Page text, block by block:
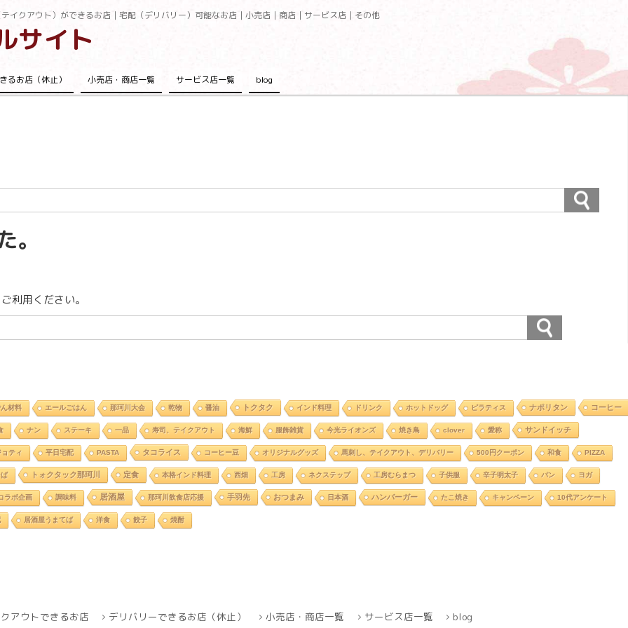
イクアウト）ができるお店｜宅配（デリバリー）可能なお店｜小売店｜商店｜サービス店｜その他
サイト
るお店（休止） 小売店・商店一覧 サービス店一覧 blog
。
利用ください。
材料 エールごはん 那珂川大会 乾物 醤油 トクタク インド料理 ドリンク ホットドッグ ピラティス ナポリタン コーヒー
ナン ステーキ 一品 寿司、テイクアウト 海鮮 服飾雑貨 今光ライオンズ 焼き鳥 clover 愛称 サンドイッチ
ョティ 平日宅配 PASTA タコライス コーヒー豆 オリジナルグッズ 馬刺し、テイクアウト、デリバリー 500円クーポン 和食 PIZZA
トォクタック那珂川 定食 本格インド料理 西畑 工房 ネクステップ 工房むらまつ 子供服 辛子明太子 パン ヨガ
ラボ企画 調味料 居酒屋 那珂川飲食店応援 手羽先 おつまみ 日本酒 ハンバーガー たこ焼き キャンペーン 10代アンケート
居酒屋うまてば 洋食 餃子 焼酎
アウトできるお店 デリバリーできるお店（休止） 小売店・商店一覧 サービス店一覧 blog